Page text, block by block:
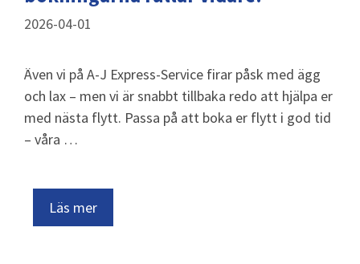
2026-04-01
Även vi på A-J Express-Service firar påsk med ägg
och lax – men vi är snabbt tillbaka redo att hjälpa er
med nästa flytt. Passa på att boka er flytt i god tid
– våra …
Läs mer